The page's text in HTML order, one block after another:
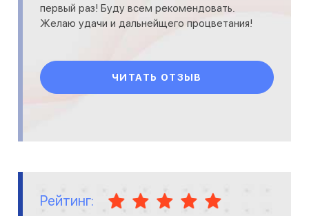
первый раз! Буду всем рекомендовать.
Желаю удачи и дальнейщего процветания!
ЧИТАТЬ ОТЗЫВ
Рейтинг: